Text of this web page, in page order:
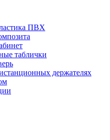
ПВХ
таблички
держателях